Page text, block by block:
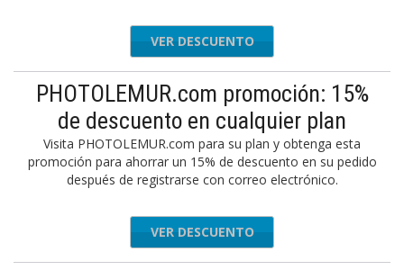
VER DESCUENTO
PHOTOLEMUR.com promoción: 15%
de descuento en cualquier plan
Visita PHOTOLEMUR.com para su plan y obtenga esta
promoción para ahorrar un 15% de descuento en su pedido
después de registrarse con correo electrónico.
VER DESCUENTO